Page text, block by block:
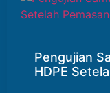
Pengujian
HDPE